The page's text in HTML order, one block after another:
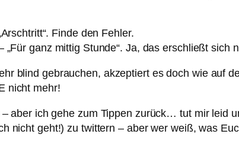
Finde den Fehler.
„Für ganz mittig Stunde“. Ja, das erschließt sich
blind gebrauchen, akzeptiert es doch wie auf
nicht mehr!
aber ich gehe zum Tippen zurück… tut mir leid
nicht geht!) zu twittern – aber wer weiß, was